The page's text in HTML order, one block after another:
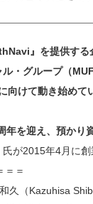
』を提供する
・グループ（
向けて動き始めて
を迎え、預かり
が2015年4月に創
＝＝
久（Kazuhisa